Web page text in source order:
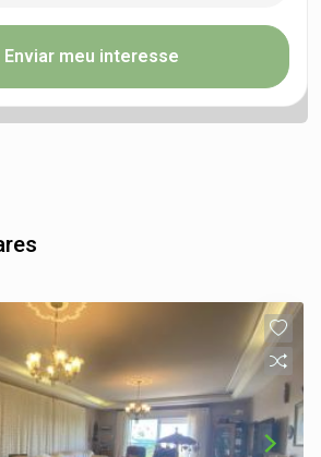
Enviar meu interesse